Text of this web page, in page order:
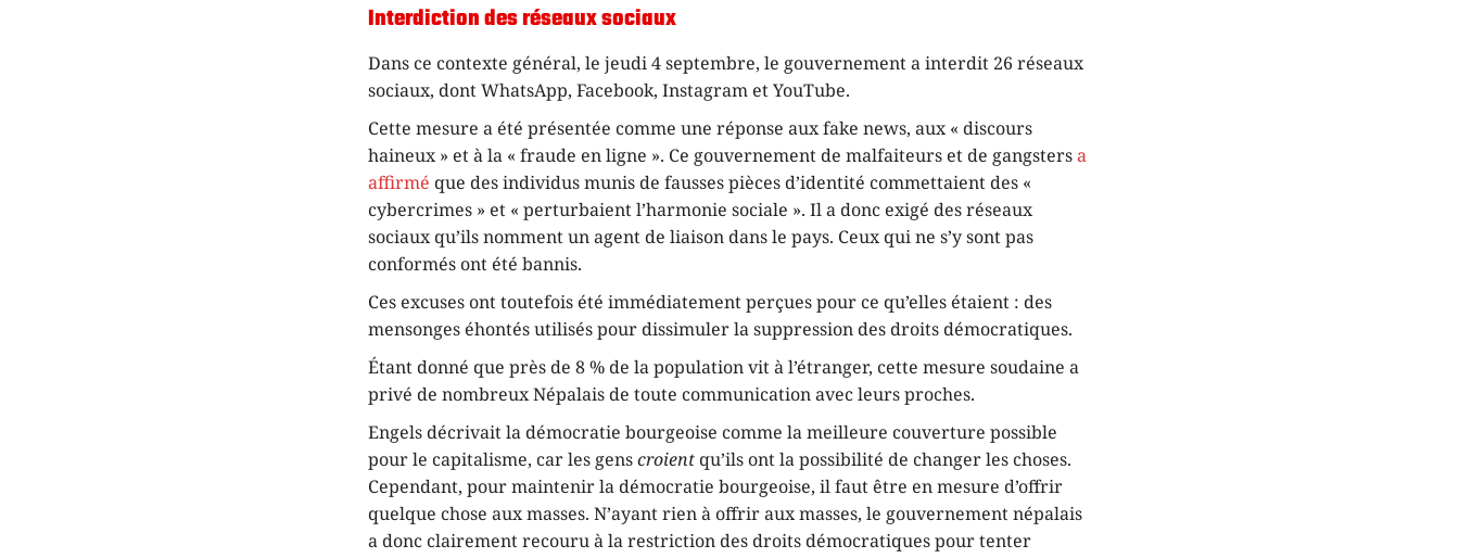
Interdiction des réseaux sociaux
Dans ce contexte général, le jeudi 4 septembre, le gouvernement a interdit 26 réseaux
sociaux, dont WhatsApp, Facebook, Instagram et YouTube.
Cette mesure a été présentée comme une réponse aux fake news, aux « discours
haineux » et à la « fraude en ligne ». Ce gouvernement de malfaiteurs et de gangstersa
affirmé que des individus munis de fausses pièces d’identité commettaient des «
cybercrimes » et « perturbaient l’harmonie sociale ». Il a donc exigé des réseaux
sociaux qu’ils nomment un agent de liaison dans le pays. Ceux qui ne s’y sont pas
conformés ont été bannis.
Ces excuses ont toutefois été immédiatement perçues pour ce qu’elles étaient : des
mensonges éhontés utilisés pour dissimuler la suppression des droits démocratiques.
Étant donné que près de 8 % de la population vit à l’étranger, cette mesure soudaine a
privé de nombreux Népalais de toute communication avec leurs proches.
Engels décrivait la démocratie bourgeoise comme la meilleure couverture possible
pour le capitalisme, car les genscroientqu’ils ont la possibilité de changer les choses.
Cependant, pour maintenir la démocratie bourgeoise, il faut être en mesure d’offrir
quelque chose aux masses. N’ayant rien à offrir aux masses, le gouvernement népalais
a donc clairement recouru à la restriction des droits démocratiques pour tenter